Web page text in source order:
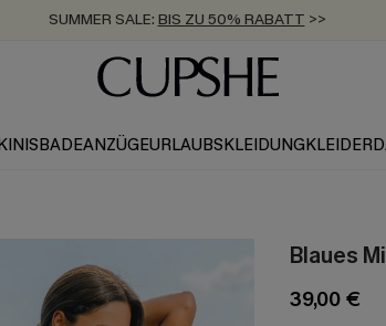
SUMMER SALE: BIS ZU 50% RABATT >>
ZUM NEWSLETTER:BIS ZU -20% EXTRA ERHALTEN
KOSTENLOSER VERSAND AB 89 €
BADEANZÜGEURLAUBSKLEIDUNGKLEIDER
Blaues
39,00 €